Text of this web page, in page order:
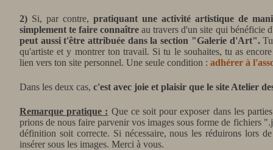
2) Si, par contre, pratiquant une activité artistique de
simplement te faire connaître au travers d'un site qui bénéficie
peut aussi t'être attribuée dans la section "Galerie d'Art".
qu'artiste et y montrer ton travail. Si tu le souhaites, tu as
lien vers ton site personnel. Une seule condition : adhérer à
Dans les deux cas, c'est avec joie et plaisir que le site Atelier
Remarque pratique : Que ce soit pour exposer dans les
prions de nous faire parvenir vos images sous forme de fichiers
définition soit correcte. Si nécessaire, nous les réduirons lors
insérer sous les images. Merci à vous.